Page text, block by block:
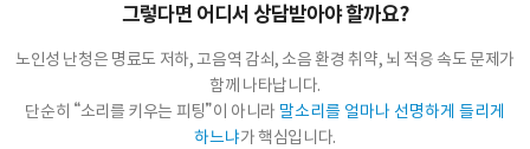
그렇다면 어디서 상담받아야 할까요?
노인성 난청은 명료도 저하, 고음역 감쇠, 소음 환경 취약, 뇌 적응 속도 문제가
함께 나타납니다.
단순히 “소리를 키우는 피팅”이 아니라 말소리를 얼마나 선명하게 들리게
하느냐가 핵심입니다.
연락처 - -
센터